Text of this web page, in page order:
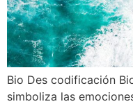
Bio Des codificación
simboliza las